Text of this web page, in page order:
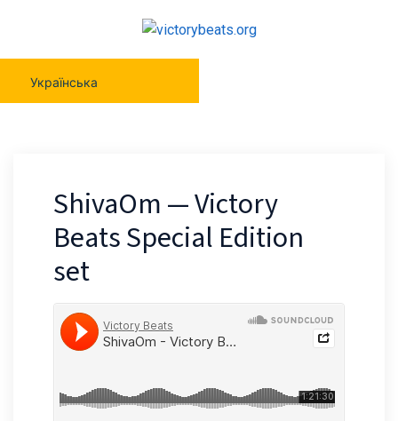
Українська
ShivaOm — Victory
Beats Special Edition
set